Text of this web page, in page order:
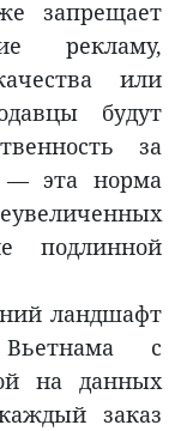
запрещает
рекламу,
или
будут
за
— эта норма
подлинной
ландшафт
с
на данных
заказ